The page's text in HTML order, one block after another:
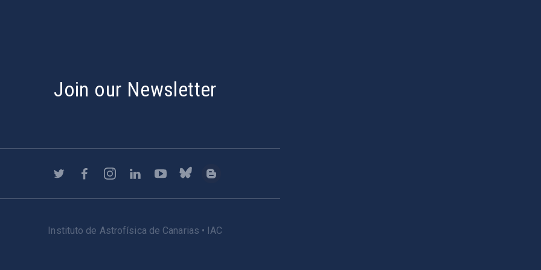
Join our Newsletter
Instituto de Astrofísica de Canarias • IAC